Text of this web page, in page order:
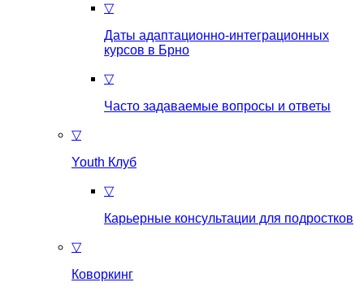
▽
Даты адаптационно-интеграционных
курсов в Брно
▽
Часто задаваемые вопросы и ответы
▽
Youth Клуб
▽
Карьерные консультации для подростков
▽
Коворкинг